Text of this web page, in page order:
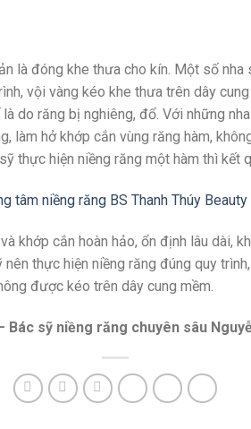
là đóng khe thưa cho kín. Một số
vội vàng kéo khe thưa trên dây
do răng bị nghiêng, đổ. Với những
làm hở khớp cắn vùng răng hàm,
thực hiện niềng răng một hàm thì kết
tâm niềng răng BS Thanh Thúy Beauty
khớp cắn hoàn hảo, ổn định lâu dài,
thực hiện niềng răng đúng quy
được kéo trên dây cung mềm.
Bác sỹ niềng răng chuyên sâu